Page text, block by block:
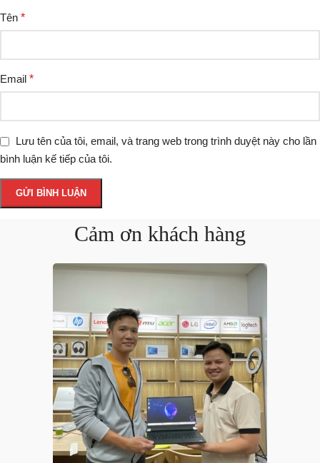
Tên *
Email *
Lưu tên của tôi, email, và trang web trong trình duyệt này cho lần
bình luận kế tiếp của tôi.
Cảm ơn khách hàng